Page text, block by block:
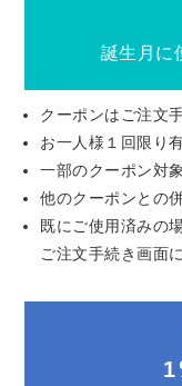
誕生月に
クーポンはご注文
お一人様１回限り
一部のクーポン対
他のクーポンとの
既にご使用済みの
ご注文手続き画面
1